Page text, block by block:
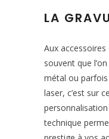
LA
Aux
souvent que
métal ou parfois
laser, c’est sur
technique